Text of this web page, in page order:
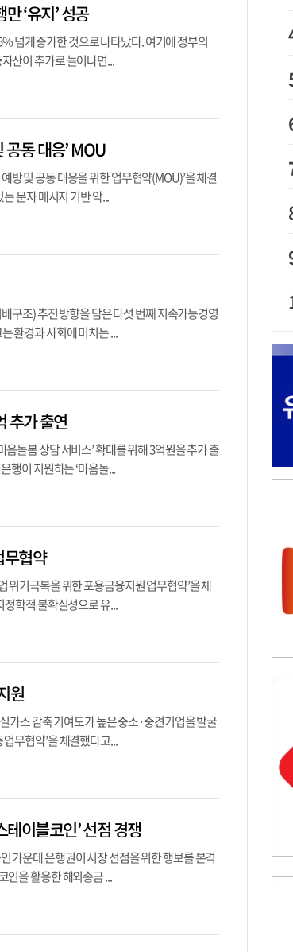
‘유지’ 성공
넘게 증가한 것으로 나타났다. 여기에 정부의
산이 추가로 늘어나면...
동 대응’ MOU
방 및 공동 대응을 위한 업무협약(MOU)’을 체결
문자 메시지 기반 악...
구조) 추진 방향을 담은 다섯 번째 지속가능경영
환경과 사회에 미치는 ...
추가 출연
돌봄 상담 서비스’ 확대를 위해 3억원을 추가 출
행이 지원하는 ‘마음돌...
무협약
위기극복을 위한 포용금융지원 업무협약’을 체
학적 불확실성으로 유...
원
가스 감축 기여도가 높은 중소·중견기업을 발굴
무협약’을 체결했다고...
이블코인’ 선점 경쟁
가운데 은행권이 시장 선점을 위한 행보를 본격
인을 활용한 해외송금 ...